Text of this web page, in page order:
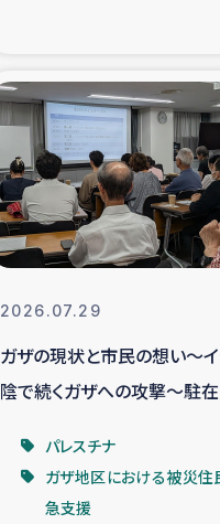
石
仮設住
イン
ガザ
ふりかけ普
2026.07.29
ガザの現状と市民の想い～
陰で続くガザへの攻撃～駐
パレスチナ
ガザ地区における被災住
急支援